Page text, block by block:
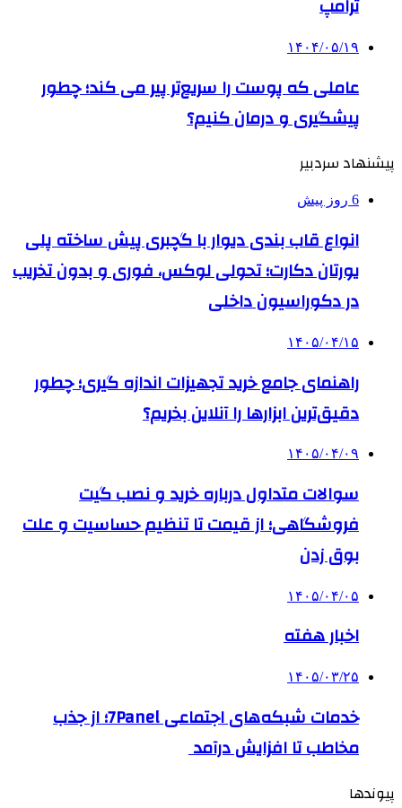
ترامپ
۱۴۰۴/۰۵/۱۹
عاملی که پوست را سریع‌تر پیر می کند؛ چطور
پیشگیری و درمان کنیم؟
پیشنهاد سردبیر
6 روز پیش
انواع قاب بندی دیوار با گچبری پیش ساخته پلی
یورتان دکارت؛ تحولی لوکس، فوری و بدون تخریب
در دکوراسیون داخلی
۱۴۰۵/۰۴/۱۵
راهنمای جامع خرید تجهیزات اندازه گیری؛ چطور
دقیق‌ترین ابزارها را آنلاین بخریم؟
۱۴۰۵/۰۴/۰۹
سوالات متداول درباره خرید و نصب گیت
فروشگاهی؛ از قیمت تا تنظیم حساسیت و علت
بوق زدن
۱۴۰۵/۰۴/۰۵
اخبار هفته
۱۴۰۵/۰۳/۲۵
خدمات شبکه‌های اجتماعی 7Panel؛ از جذب
مخاطب تا افزایش درآمد
پیوندها